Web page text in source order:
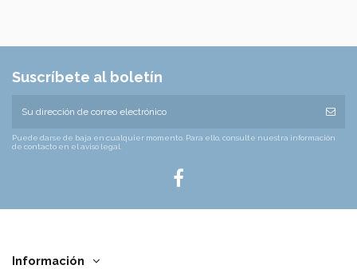
Suscríbete al boletín
Puede darse de baja en cualquier momento. Para ello, consulte nuestra información
de contacto en el aviso legal.
Información